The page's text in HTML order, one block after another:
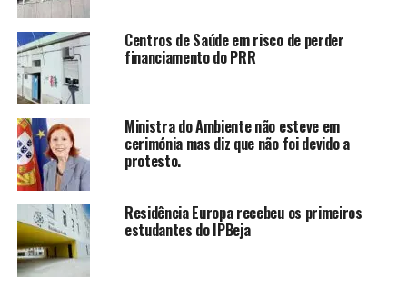
Centros de Saúde em risco de perder
financiamento do PRR
Ministra do Ambiente não esteve em
cerimónia mas diz que não foi devido a
protesto.
Residência Europa recebeu os primeiros
estudantes do IPBeja